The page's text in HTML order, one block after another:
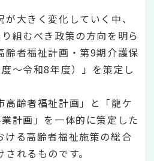
大きく変化していく中、
組むべき政策の方向を明ら
齢者福祉計画・第9期介護保
～令和8年度）」を策定し
高齢者福祉計画」と「龍ケ
計画」を一体的に策定した
ける高齢者福祉施策の総合
れるものです。